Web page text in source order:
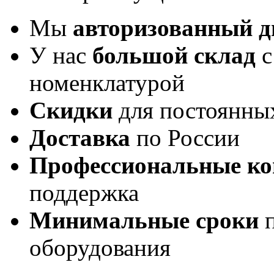
Мы авторизованный
У нас большой склад
номенклатурой
Скидки для
Доставка по России
Профессиональные
поддержка
Минимальные сроки
оборудования